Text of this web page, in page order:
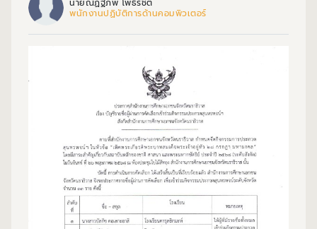
นายณัฏฐภพ โพธิรัชต์
พนักงานปฏิบัติการด้านคอมพิวเตอร์